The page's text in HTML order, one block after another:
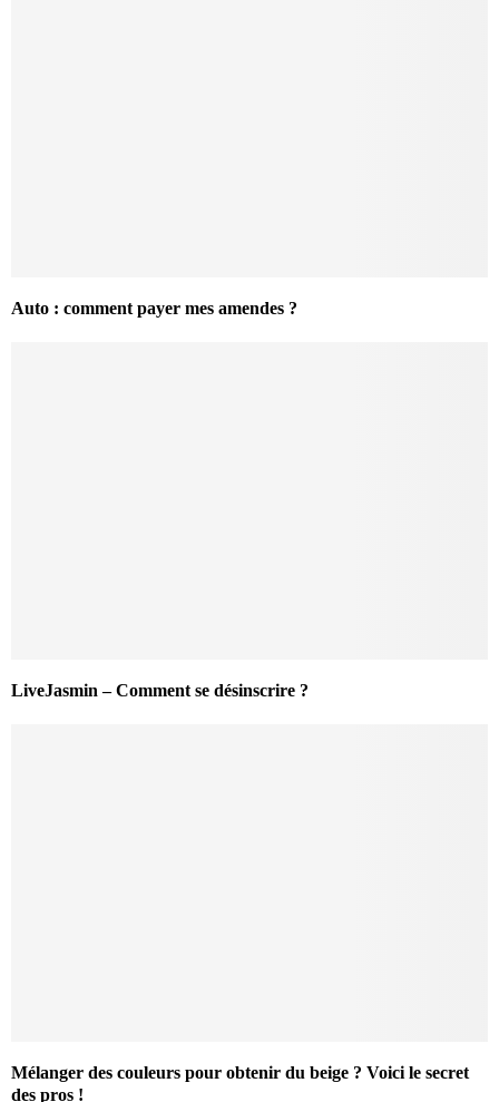
Auto : comment payer mes amendes ?
LiveJasmin – Comment se désinscrire ?
Mélanger des couleurs pour obtenir du beige ? Voici le secret
des pros !